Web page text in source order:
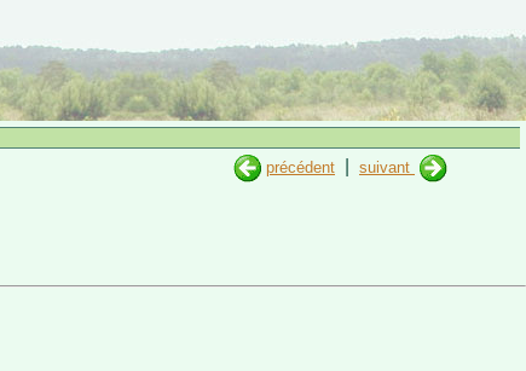
précédent
suivant